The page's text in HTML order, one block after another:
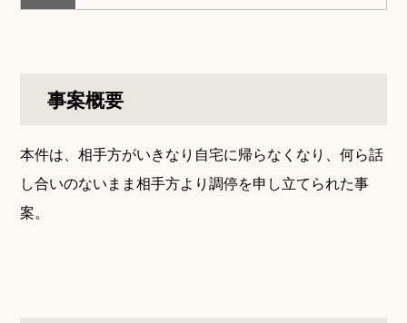
事案概要
本件は、相手方がいきなり自宅に帰らなくなり、何ら話
し合いのないまま相手方より調停を申し立てられた事
案。